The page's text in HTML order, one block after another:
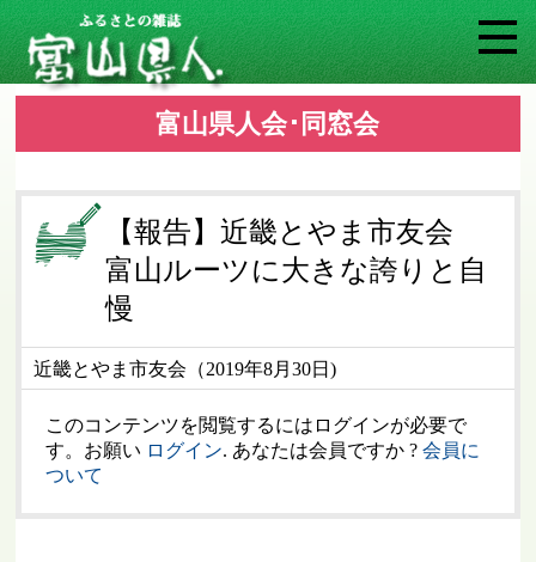
富山県人会･同窓会
【報告】近畿とやま市友会
富山ルーツに大きな誇りと自
慢
近畿とやま市友会（2019年8月30日)
このコンテンツを閲覧するにはログインが必要で
す。お願い ログイン. あなたは会員ですか ?会員に
ついて